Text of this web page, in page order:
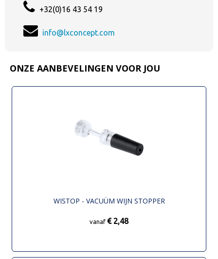
+32(0)16 43 54 19
info@lxconcept.com
ONZE AANBEVELINGEN VOOR JOU
WISTOP - VACUÜM WIJN STOPPER
vanaf € 2,48